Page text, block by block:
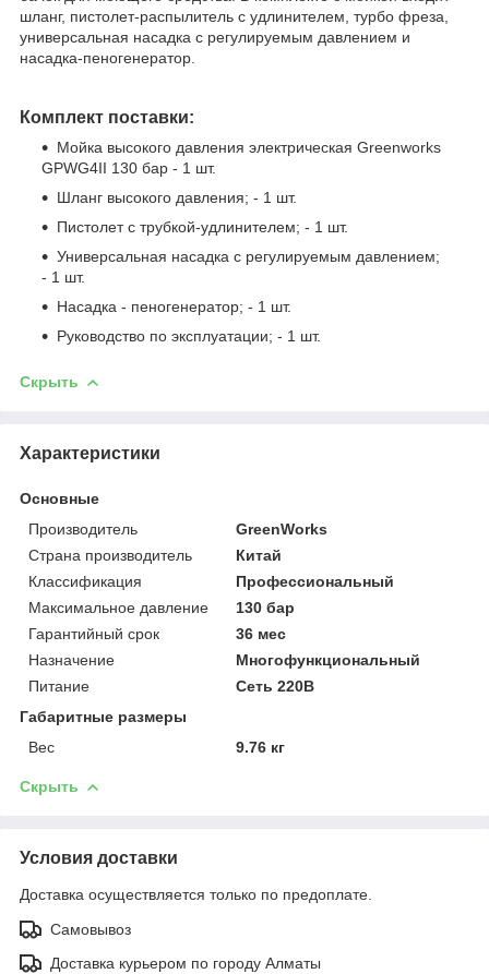
шланг, пистолет-распылитель с удлинителем, турбо фреза,
универсальная насадка с регулируемым давлением и
насадка-пеногенератор.
Комплект поставки:
Мойка высокого давления электрическая Greenworks
GPWG4II 130 бар - 1 шт.
Шланг высокого давления; - 1 шт.
Пистолет с трубкой-удлинителем; - 1 шт.
Универсальная насадка с регулируемым давлением;
- 1 шт.
Насадка - пеногенератор; - 1 шт.
Руководство по эксплуатации; - 1 шт.
Скрыть
Характеристики
Основные
Производитель
GreenWorks
Страна производитель
Китай
Классификация
Профессиональный
Максимальное давление
130 бар
Гарантийный срок
36 мес
Назначение
Многофункциональный
Питание
Сеть 220В
Габаритные размеры
Вес
9.76 кг
Скрыть
Условия доставки
Доставка осуществляется только по предоплате.
Самовывоз
Доставка курьером по городу Алматы